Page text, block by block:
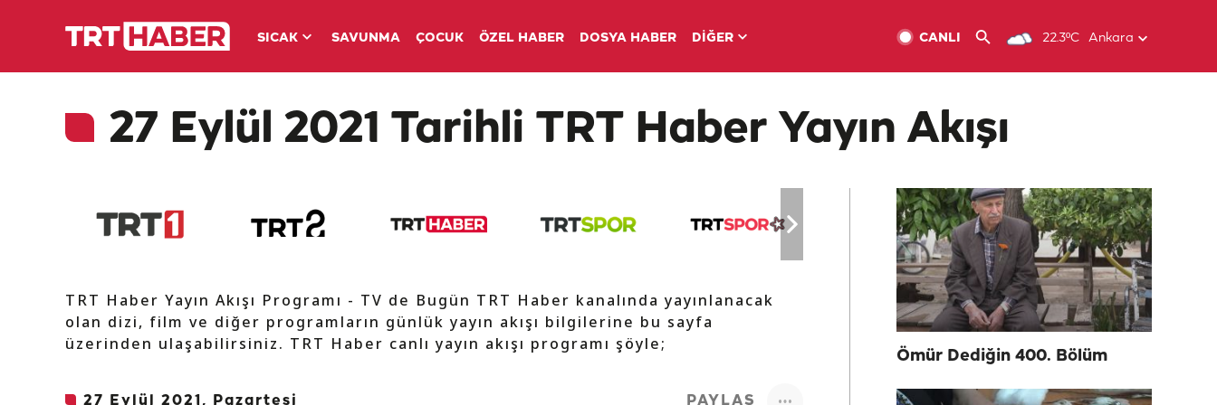
SICAK SAVUNMA ÇOCUK ÖZEL HABER DOSYA HABER DİĞER 22.3ºC Ankara
CANLI
27 Eylül 2021 Tarihli TRT Haber Yayın Akışı
TRT Haber Yayın Akışı Programı - TV de Bugün TRT Haber kanalında yayınlanacak
olan dizi, film ve diğer programların günlük yayın akışı bilgilerine bu sayfa
üzerinden ulaşabilirsiniz. TRT Haber canlı yayın akışı programı şöyle;
27 Eylül 2021, Pazartesi PAYLAŞ
Ömür Dediğin 400. Bölüm